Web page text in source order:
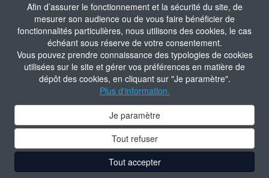
Afin d’assurer le fonctionnement et la sécurité du site, de
mesurer son audience ou de vous faire bénéficier de
fonctionnalités particulières, nous utilisons des cookies, le cas
échéant sous réserve de votre consentement.
Vous pouvez prendre connaissance des typologies de cookies
utilisées sur le site et gérer vos préférences en matière de
dépôt des cookies, en cliquant sur "Je paramètre".
Plus d'information.
Je paramètre
Tout refuser
Tout accepter